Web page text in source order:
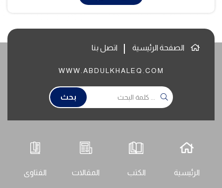
الصفحة الرئيسية اتصل بنا
WWW.ABDULKHALEQ.COM
بحث
الرئيسية الكتب المقالات الفتاوى